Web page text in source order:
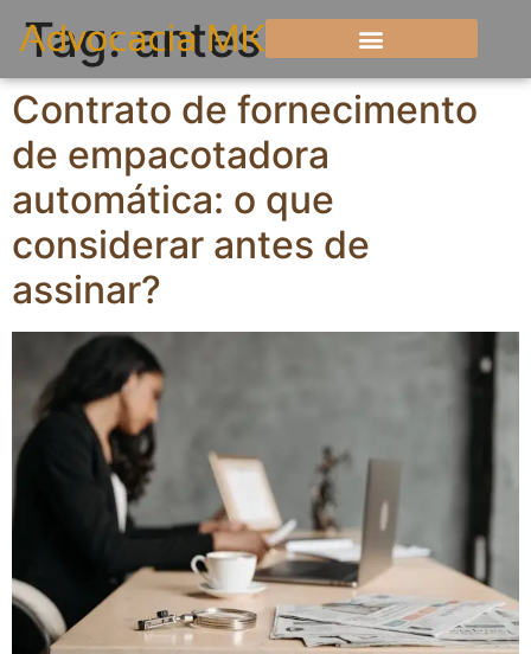
Tag:antes
Contrato de fornecimento
de empacotadora
automática: o que
considerar antes de
assinar?